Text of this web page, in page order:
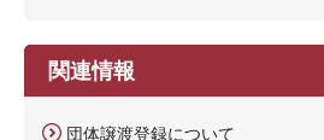
関連情報
団体譲渡登録について